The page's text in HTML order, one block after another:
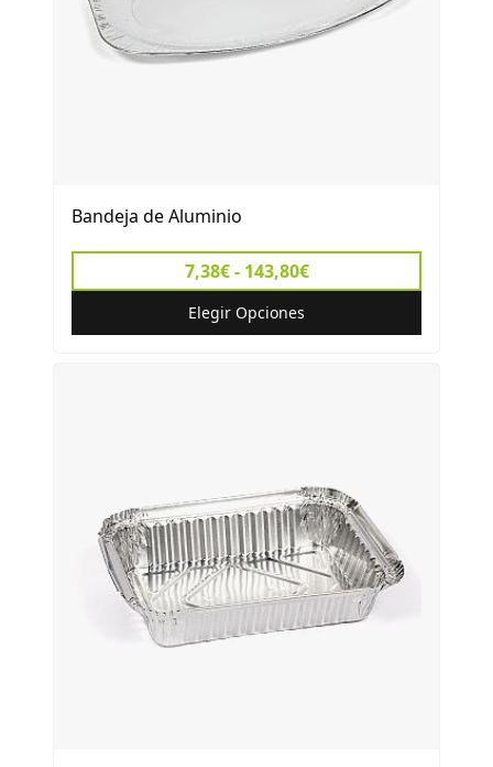
Bandeja de Aluminio
7,38€ - 143,80€
Elegir Opciones